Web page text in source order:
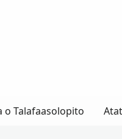
o Talafaasolopito